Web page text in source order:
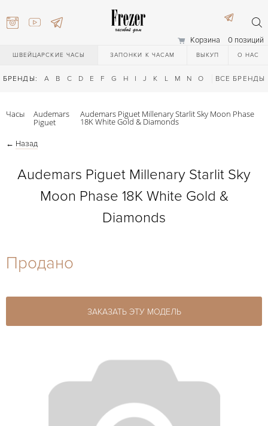
Корзина 0 позиций
ШВЕЙЦАРСКИЕ ЧАСЫ ЗАПОНКИ К ЧАСАМ ВЫКУП О НАС
БРЕНДЫ: A B C D E F G H I J K L M N O Q R S T
ВСЕ БРЕНДЫ
Часы Audemars
Piguet
Audemars Piguet Millenary Starlit Sky Moon Phase
18K White Gold & Diamonds
← Назад
Audemars Piguet Millenary Starlit Sky
Moon Phase 18K White Gold &
Diamonds
Продано
ЗАКАЗАТЬ ЭТУ МОДЕЛЬ